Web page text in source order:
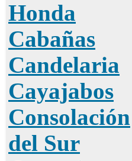
Honda
Cabañas
Candelaria
Cayajabos
Consolación
del Sur